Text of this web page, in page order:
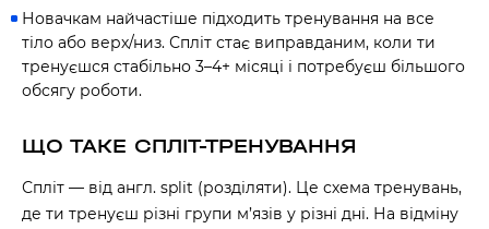
Новачкам найчастіше підходить тренування на все
тіло або верх/низ. Спліт стає виправданим, коли ти
тренуєшся стабільно 3–4+ місяці і потребуєш більшого
обсягу роботи.
ЩО ТАКЕ СПЛІТ-ТРЕНУВАННЯ
Спліт — від англ. split (розділяти). Це схема тренувань,
де ти тренуєш різні групи м’язів у різні дні. На відміну